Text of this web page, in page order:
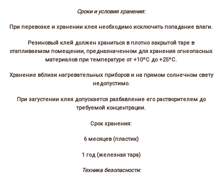
Сроки и условия хранения:
При перевозке и хранении клея необходимо исключить попадание влаги.
Резиновый клей должен храниться в плотно закрытой таре в
отапливаемом помещении, предназначенном для хранения огнеопасных
материалов при температуре от +10ºС до +25ºС.
Хранение вблизи нагревательных приборов и на прямом солнечном свету
недопустимо.
При загустении клея допускается разбавление его растворителем до
требуемой концентрации.
Срок хранения:
6 месяцев (пластик)
1 год (железная тара)
Техника безопасности: